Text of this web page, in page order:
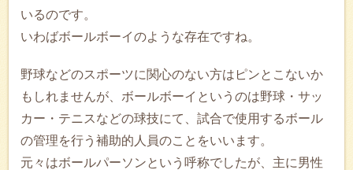
いるのです。
いわばボールボーイのような存在ですね。
野球などのスポーツに関心のない方はピンとこないか
もしれませんが、ボールボーイというのは野球・サッ
カー・テニスなどの球技にて、試合で使用するボール
の管理を行う補助的人員のことをいいます。
元々はボールパーソンという呼称でしたが、主に男性